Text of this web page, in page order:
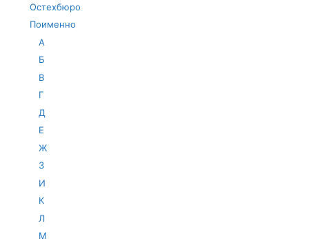
Остехбюро
Поименно
А
Б
В
Г
Д
Е
Ж
З
И
К
Л
М